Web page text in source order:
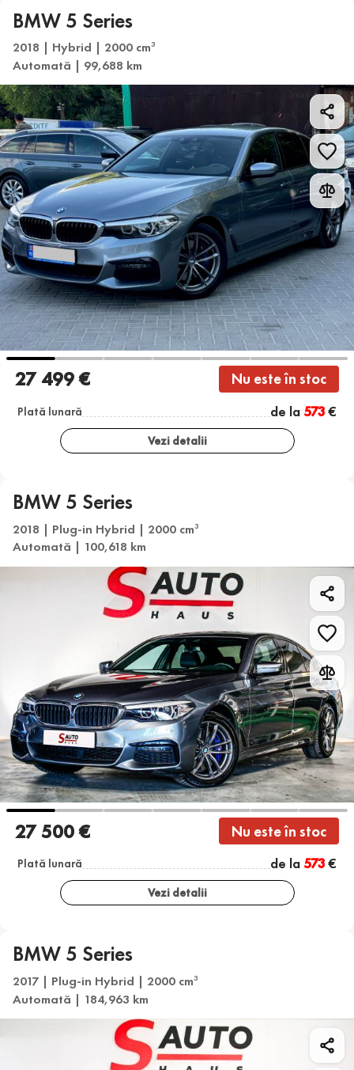
BMW 5 Series
2018 | Hybrid | 2000 cm3
Automată | 99,688 km
27 499 € Nu este în stoc
Plată lunară de la 573€
Vezi detalii
BMW 5 Series
2018 | Plug-in Hybrid | 2000 cm3
Automată | 100,618 km
27 500 € Nu este în stoc
Plată lunară de la 573€
Vezi detalii
BMW 5 Series
2017 | Plug-in Hybrid | 2000 cm3
Automată | 184,963 km